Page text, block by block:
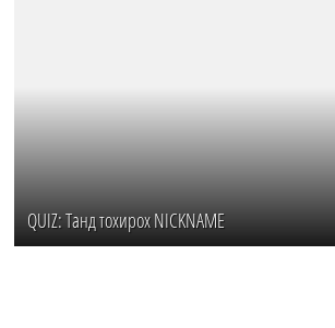
QUIZ: Танд тохирох NICKNAME